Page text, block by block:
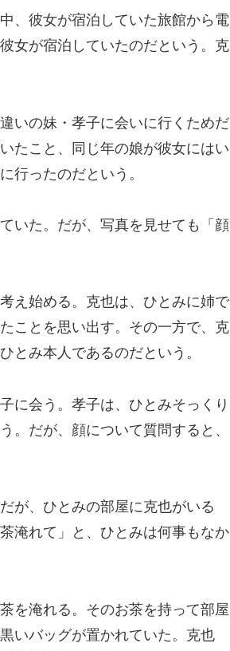
、彼女が宿泊していた旅館から電
女が宿泊していたのだという。克
いの妹・孝子に会いに行くためだ
たこと、同じ年の娘が彼女にはい
行ったのだという。
いた。だが、写真を見せても「顔
え始める。克也は、ひとみに姉で
ことを思い出す。その一方で、克
とみ本人であるのだという。
に会う。孝子は、ひとみそっくり
。だが、顔について質問すると、
が、ひとみの部屋に克也がいる
淹れて」と、ひとみは何事もなか
を淹れる。そのお茶を持って部屋
いバッグが置かれていた。克也